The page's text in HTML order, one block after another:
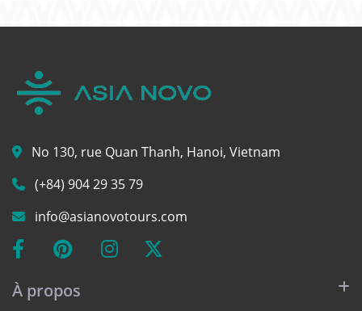
No 130, rue Quan Thanh, Hanoi, Vietnam
(+84) 904 29 35 79
info@asianovotours.com
À propos